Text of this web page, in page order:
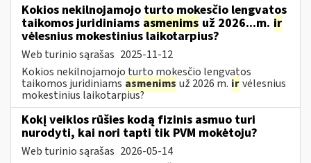
Kokios nekilnojamojo turto mokesčio lengvatos
taikomos juridiniams asmenims už 2026...m. ir
vėlesnius mokestinius laikotarpius?
Web turinio sąrašas 2025-11-12
Kokios nekilnojamojo turto mokesčio lengvatos
taikomos juridiniams asmenims už 2026 m. irvėlesnius
mokestinius laikotarpius?
Kokį veiklos rūšies kodą fizinis asmuo turi
nurodyti, kai nori tapti tik PVM mokėtoju?
Web turinio sąrašas 2026-05-14